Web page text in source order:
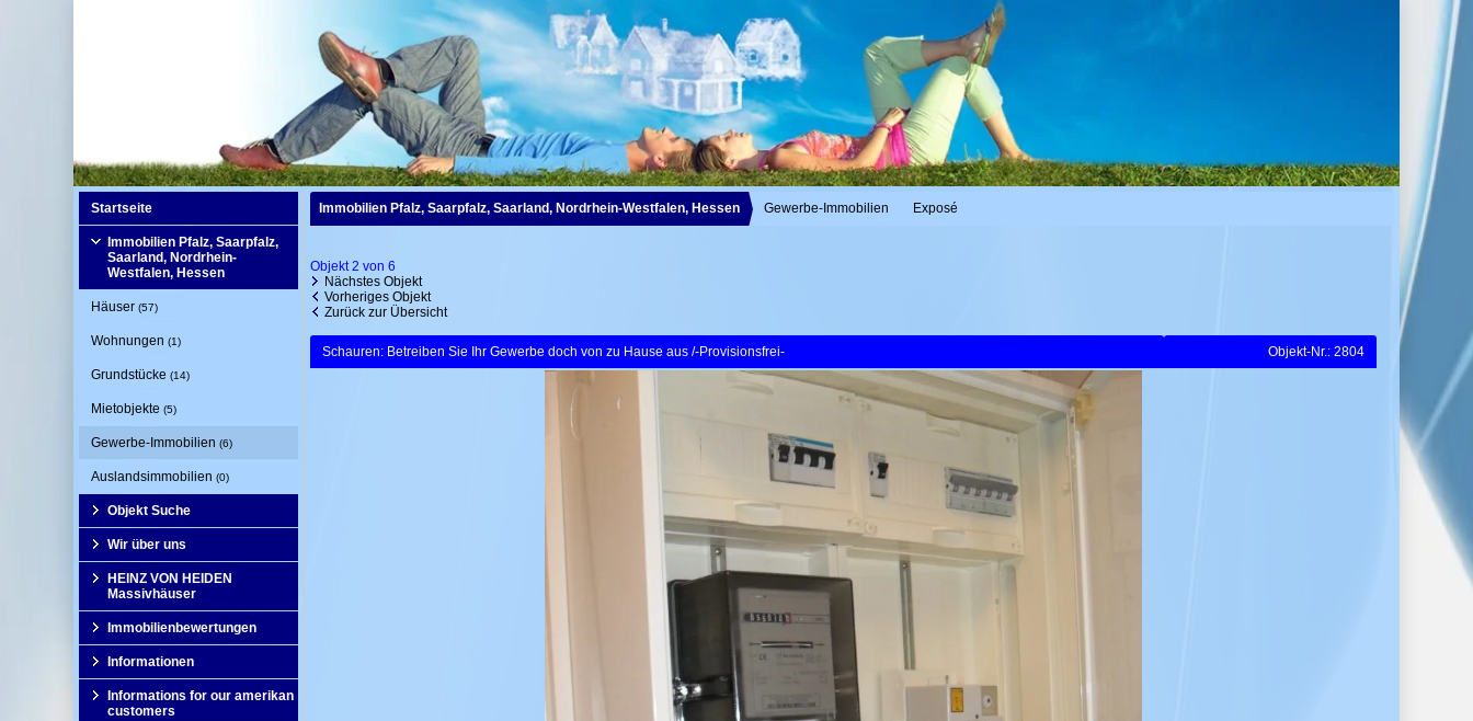
Startseite
Immobilien Pfalz, Saarpfalz,
Saarland, Nordrhein-
Westfalen, Hessen
Häuser(57)
Wohnungen(1)
Grundstücke(14)
Mietobjekte(5)
Gewerbe-Immobilien(6)
Auslandsimmobilien(0)
Objekt Suche
Wir über uns
HEINZ VON HEIDEN
Massivhäuser
Immobilienbewertungen
Informationen
Informations for our amerikan
customers
Immobilien Pfalz, Saarpfalz, Saarland, Nordrhein-Westfalen, Hessen Gewerbe-Immobilien Exposé
Objekt 2 von 6
Nächstes Objekt
Vorheriges Objekt
Zurück zur Übersicht
Schauren: Betreiben Sie Ihr Gewerbe doch von zu Hause aus /-Provisionsfrei- Objekt-Nr.: 2804